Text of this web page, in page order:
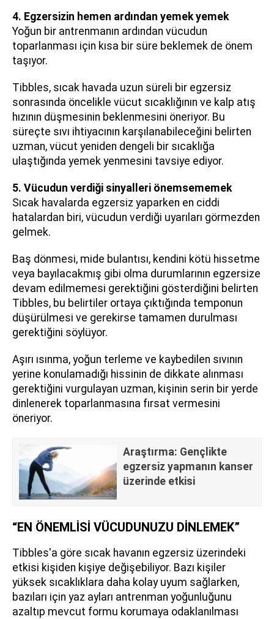
4. Egzersizin hemen ardından yemek yemek
Yoğun bir antrenmanın ardından vücudun
toparlanması için kısa bir süre beklemek de önem
taşıyor.
Tibbles, sıcak havada uzun süreli bir egzersiz
sonrasında öncelikle vücut sıcaklığının ve kalp atış
hızının düşmesinin beklenmesini öneriyor. Bu
süreçte sıvı ihtiyacının karşılanabileceğini belirten
uzman, vücut yeniden dengeli bir sıcaklığa
ulaştığında yemek yenmesini tavsiye ediyor.
5. Vücudun verdiği sinyalleri önemsememek
Sıcak havalarda egzersiz yaparken en ciddi
hatalardan biri, vücudun verdiği uyarıları görmezden
gelmek.
Baş dönmesi, mide bulantısı, kendini kötü hissetme
veya bayılacakmış gibi olma durumlarının egzersize
devam edilmemesi gerektiğini gösterdiğini belirten
Tibbles, bu belirtiler ortaya çıktığında temponun
düşürülmesi ve gerekirse tamamen durulması
gerektiğini söylüyor.
Aşırı ısınma, yoğun terleme ve kaybedilen sıvının
yerine konulamadığı hissinin de dikkate alınması
gerektiğini vurgulayan uzman, kişinin serin bir yerde
dinlenerek toparlanmasına fırsat vermesini
öneriyor.
Araştırma: Gençlikte
egzersiz yapmanın kanser
üzerinde etkisi
“EN ÖNEMLİSİ VÜCUDUNUZU DİNLEMEK”
Tibbles'a göre sıcak havanın egzersiz üzerindeki
etkisi kişiden kişiye değişebiliyor. Bazı kişiler
yüksek sıcaklıklara daha kolay uyum sağlarken,
bazıları için yaz ayları antrenman yoğunluğunu
azaltıp mevcut formu korumaya odaklanılması